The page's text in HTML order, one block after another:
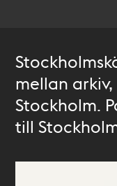
mellan
Stockholm.
till